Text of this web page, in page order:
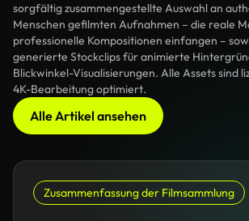
sorgfältig zusammengestellte Auswahl an
Menschen gefilmten Aufnahmen – die reale
professionelle Kompositionen einfangen –
generierte Stockclips für animierte
Blickwinkel-Visualisierungen. Alle Assets sind
4K-Bearbeitung optimiert.
Alle Artikel ansehen
Zusammenfassung der Filmsammlung